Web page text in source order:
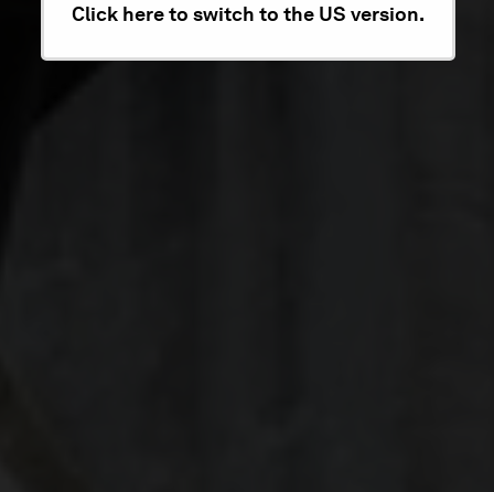
Click here to switch to the US version.